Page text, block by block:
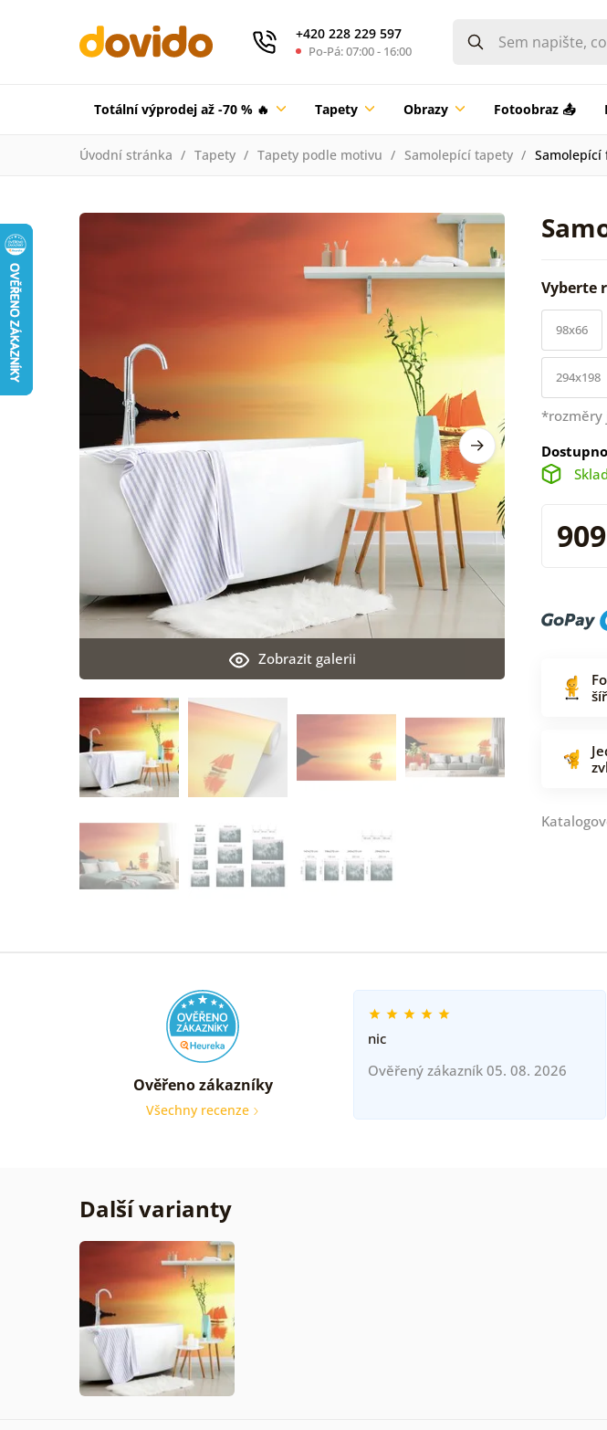
+420 228 229 597
Po-Pá: 07:00 - 16:00
Totální výprodej až -70 % 🔥 Tapety Obrazy Fotoobraz 📤
Úvodní stránka Tapety Tapety podle motivu Samolepící tapety Samolepící
Zobrazit galerii
Vyberte
98x66
294x198
*rozměry
Ověřeno zákazníky
Všechny recenze
nic
Ověřený zákazník 05. 08. 2026
Další varianty